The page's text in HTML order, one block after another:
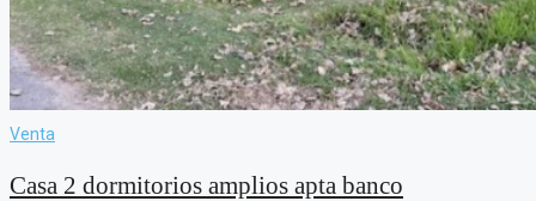
Venta
Casa 2 dormitorios amplios apta banco